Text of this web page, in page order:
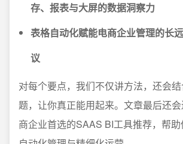
存、报表与大屏的数据洞察力
表格自动化赋能电商企业管理的长
议
对每个要点，我们不仅讲方法，还会
题，让你真正能用起来。文章最后还
商企业首选的SAAS BI工具推荐，帮